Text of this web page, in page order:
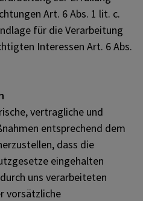
Art. 6 Abs. 1 lit. c.
für die Verarbeitung
Interessen Art. 6 Abs.
vertragliche und
entsprechend dem
dass die
eingehalten
uns verarbeiteten
vorsätzliche